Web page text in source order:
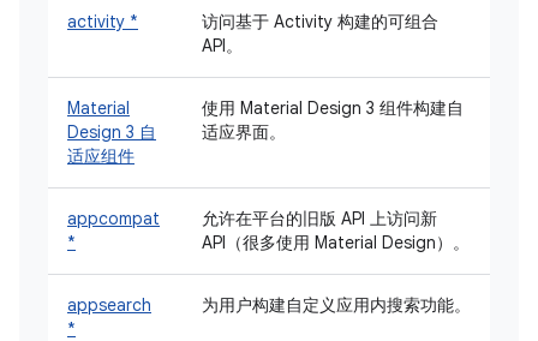
activity *
访问基于 Activity 构建的可组合
API。
Material
Design 3 自
适应组件
使用 Material Design 3 组件构建自
适应界面。
appcompat
*
允许在平台的旧版 API 上访问新
API（很多使用 Material Design）。
appsearch
*
为用户构建自定义应用内搜索功能。